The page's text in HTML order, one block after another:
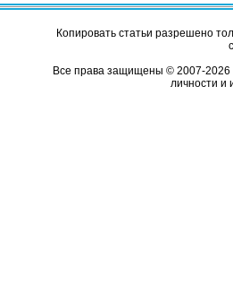
Копировать статьи разрешено
Все права защищены © 2007-2026
личности и